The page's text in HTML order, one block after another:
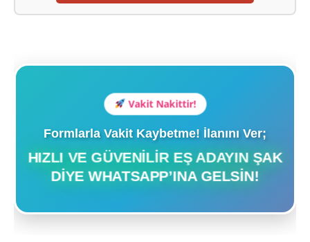
Vakit Nakittir!
Formlarla Vakit Kaybetme! İlanını Ver;
HIZLI VE GÜVENILIR EŞ ADAYIN ŞAK
DIYE WHATSAPP’INA GELSIN!